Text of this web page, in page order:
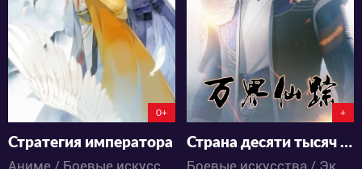
2 32
0+
Стратегия императора
Аниме / Боевые искусства / Детектив / Драма / Исторический / Приключения
0
+
Страна десяти тысяч чудес [ТВ-1]
Боевые искусства / Экшен / Приключения / Романтика / Фэнтези / Аниме